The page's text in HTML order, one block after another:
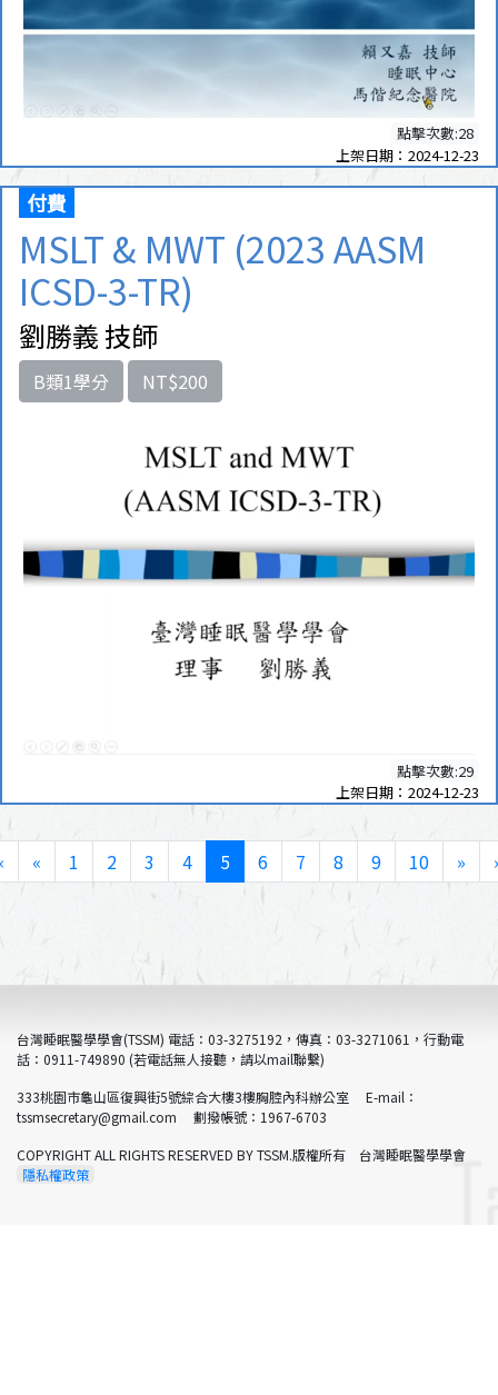
點擊次數:28
上架日期：2024-12-23
付費
MSLT & MWT (2023 AASM
ICSD-3-TR)
劉勝義 技師
B類1學分 NT$200
點擊次數:29
上架日期：2024-12-23
« 1 2 3 4 5 6 7 8 9 10 »
台灣睡眠醫學學會(TSSM) 電話：03-3275192，傳真：03-3271061，行動電
話：0911-749890 (若電話無人接聽，請以mail聯繫)
333桃園市龜山區復興街5號綜合大樓3樓胸腔內科辦公室 E-mail：
tssmsecretary@gmail.com 劃撥帳號：1967-6703
COPYRIGHT ALL RIGHTS RESERVED BY TSSM.版權所有 台灣睡眠醫學學會
隱私權政策